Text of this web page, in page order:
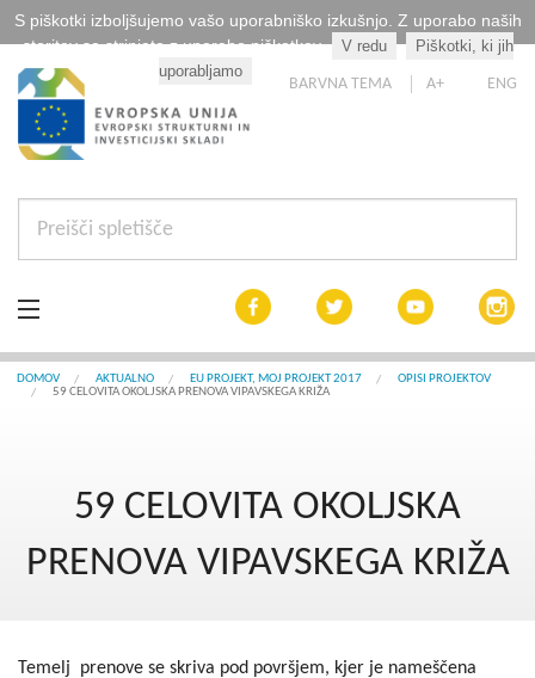
S piškotki izboljšujemo vašo uporabniško izkušnjo. Z uporabo naših
storitev se strinjate z uporabo piškotkov.
V redu
Piškotki, ki jih
uporabljamo
BARVNA TEMA A+ ENG
Aktualno
DOMOV AKTUALNO EU PROJEKT, MOJ PROJEKT 2017
OPISI PROJEKTOV
59 CELOVITA OKOLJSKA PRENOVA VIPAVSKEGA KRIŽA
59 CELOVITA OKOLJSKA
PRENOVA VIPAVSKEGA KRIŽA
Temelj prenove se skriva pod površjem, kjer je nameščena